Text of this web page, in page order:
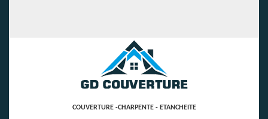
COUVERTURE -CHARPENTE - ETANCHEITE